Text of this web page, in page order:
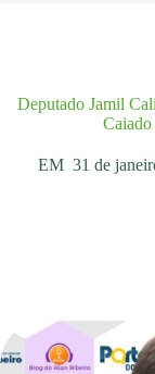
Deputado Jamil
EM 31 de